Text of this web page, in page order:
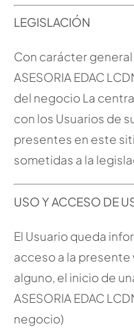
LEGISLACIÓN
Con carácter
ASESORIA EDAC
del negocio La
con los Usuarios de
presentes en este
sometidas a la
USO Y ACCESO DE
El Usuario queda
acceso a la
alguno, el inicio de
ASESORIA EDAC
negocio)